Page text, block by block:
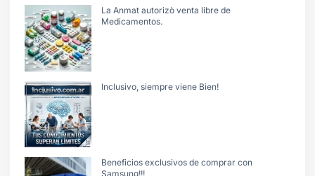
La Anmat autorizò venta libre de
Medicamentos.
Inclusivo, siempre viene Bien!
Beneficios exclusivos de comprar con
Samsung!!!